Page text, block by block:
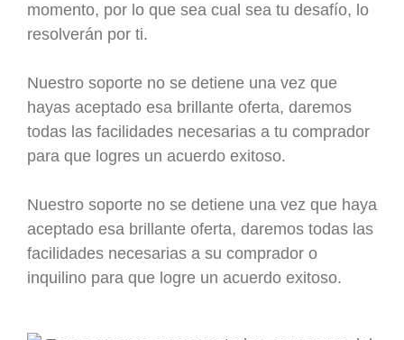
momento, por lo que sea cual sea tu desafío, lo
resolverán por ti.
Nuestro soporte no se detiene una vez que
hayas aceptado esa brillante oferta, daremos
todas las facilidades necesarias a tu comprador
para que logres un acuerdo exitoso.
Nuestro soporte no se detiene una vez que haya
aceptado esa brillante oferta, daremos todas las
facilidades necesarias a su comprador o
inquilino para que logre un acuerdo exitoso.